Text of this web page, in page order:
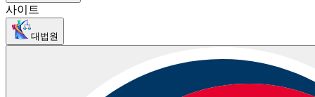
사이트
대법원